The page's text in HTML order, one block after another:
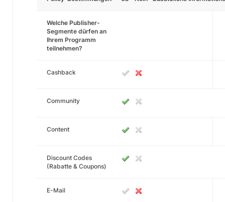
Welche Publisher-
Segmente dürfen an
Ihrem Programm
teilnehmen?
Cashback
Community
Content
Discount Codes
(Rabatte & Coupons)
E-Mail